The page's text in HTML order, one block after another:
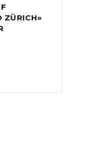
ZÜRICH»